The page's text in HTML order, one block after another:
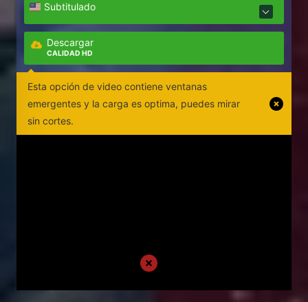
Subtitulado
Descargar
CALIDAD HD
Esta opción de video contiene ventanas
emergentes y la carga es optima, puedes mirar
sin cortes.